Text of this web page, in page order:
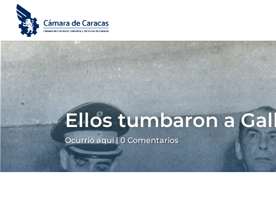
Ellos tumbaron a
Ocurrió aquí|0 Comentarios